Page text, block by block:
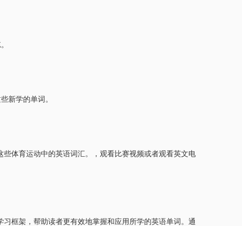
新学的单词。
体育运动中的英语词汇。，观看比赛视频或者观看英文电
框架，帮助读者更有效地掌握和应用所学的英语单词。通